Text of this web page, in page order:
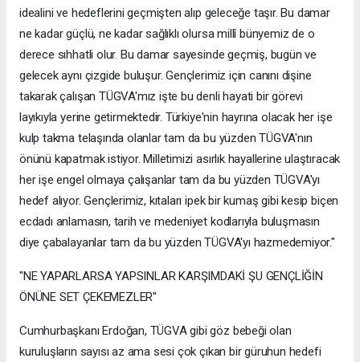
idealini ve hedeflerini geçmişten alıp geleceğe taşır. Bu damar
ne kadar güçlü, ne kadar sağlıklı olursa millî bünyemiz de o
derece sıhhatli olur. Bu damar sayesinde geçmiş, bugün ve
gelecek aynı çizgide buluşur. Gençlerimiz için canını dişine
takarak çalışan TÜGVA'mız işte bu denli hayati bir görevi
layıkıyla yerine getirmektedir. Türkiye'nin hayrına olacak her işe
kulp takma telaşında olanlar tam da bu yüzden TÜGVA'nın
önünü kapatmak istiyor. Milletimizi asırlık hayallerine ulaştıracak
her işe engel olmaya çalışanlar tam da bu yüzden TÜGVA'yı
hedef alıyor. Gençlerimiz, kıtaları ipek bir kumaş gibi kesip biçen
ecdadı anlamasın, tarih ve medeniyet kodlarıyla buluşmasın
diye çabalayanlar tam da bu yüzden TÜGVA'yı hazmedemiyor."
"NE YAPARLARSA YAPSINLAR KARŞIMDAKİ ŞU GENÇLİĞİN
ÖNÜNE SET ÇEKEMEZLER"
Cumhurbaşkanı Erdoğan, TÜGVA gibi göz bebeği olan
kuruluşların sayısı az ama sesi çok çıkan bir güruhun hedefi